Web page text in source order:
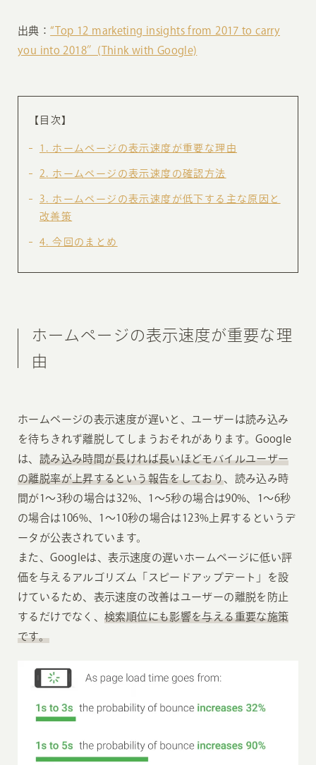
出典：“Top 12 marketing insights from 2017 to carry
you into 2018″(Think with Google)
【目次】
1 ホームページの表示速度が重要な理由
2 ホームページの表示速度の確認方法
3
ホームページの表示速度が低下する主な原因と
改善策
4 今回のまとめ
ホームページの表示速度が重要な理
由
ホームページの表示速度が遅いと、ユーザーは読み込み
を待ちきれず離脱してしまうおそれがあります。Google
は、 読み込み時間が長ければ長いほどモバイルユーザー
の離脱率が上昇するという報告をしており 、読み込み時
間が1〜3秒の場合は32%、1〜5秒の場合は90%、1〜6秒
の場合は106%、1〜10秒の場合は123%上昇するというデ
ータが公表されています。
また、Googleは、表示速度の遅いホームページに低い評
価を与えるアルゴリズム「スピードアップデート」を設
けているため、表示速度の改善はユーザーの離脱を防止
するだけでなく、 検索順位にも影響を与える重要な施策
です。